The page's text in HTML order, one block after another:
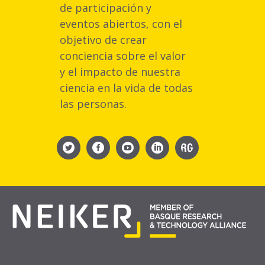
de participación y
eventos abiertos, con el
objetivo de crear
conciencia sobre el valor
y el impacto de nuestra
ciencia en la vida de todas
las personas.